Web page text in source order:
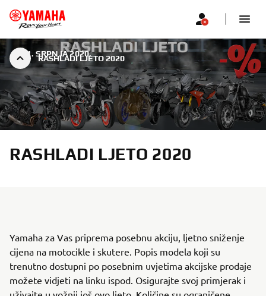
RASHLADI LJETO 2020
31. SRPNJA 2020.
RASHLADI LJETO 2020
Yamaha za Vas priprema posebnu akciju, ljetno sniženje
cijena na motocikle i skutere. Popis modela koji su
trenutno dostupni po posebnim uvjetima akcijske prodaje
možete vidjeti na linku ispod. Osigurajte svoj primjerak i